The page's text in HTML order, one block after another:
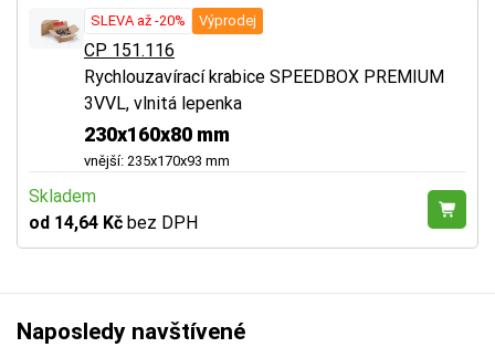
SLEVA až -20% Výprodej
CP 151.116
Rychlouzavírací krabice SPEEDBOX PREMIUM
3VVL, vlnitá lepenka
230x160x80 mm
vnější: 235x170x93 mm
Skladem
od 14,64 Kč bez DPH
Naposledy navštívené